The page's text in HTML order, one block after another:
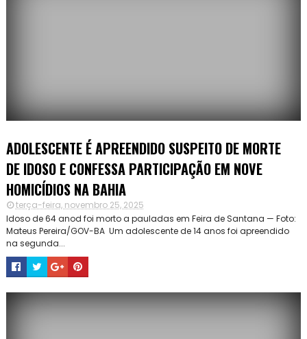
ADOLESCENTE É APREENDIDO SUSPEITO DE MORTE
DE IDOSO E CONFESSA PARTICIPAÇÃO EM NOVE
HOMICÍDIOS NA BAHIA
terça-feira, novembro 25, 2025
Idoso de 64 anod foi morto a pauladas em Feira de Santana — Foto:
Mateus Pereira/GOV-BA Um adolescente de 14 anos foi apreendido
na segunda...